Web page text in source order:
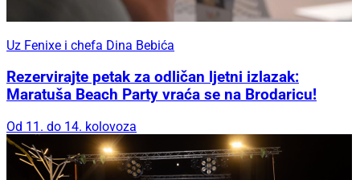
Uz Fenixe i chefa Dina Bebića
Rezervirajte petak za odličan ljetni izlazak:
Maratuša Beach Party vraća se na Brodaricu!
Od 11. do 14. kolovoza